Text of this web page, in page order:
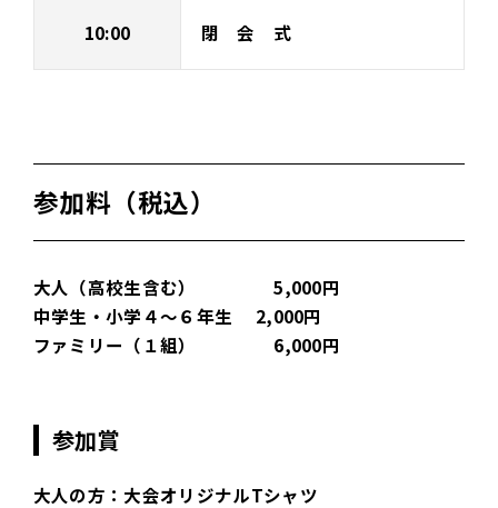
10:00 閉 会 式
参加料（税込）
大人（高校生含む） 5,000円
中学生・小学４～６年生 2,000円
ファミリー（１組） 6,000円
参加賞
大人の方：大会オリジナルTシャツ